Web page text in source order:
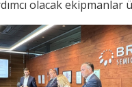
olacak ekipmanlar